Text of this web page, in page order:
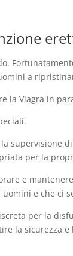
a
la Viagra in
supervisione
per la
e
e che
per la
la sicurezza e